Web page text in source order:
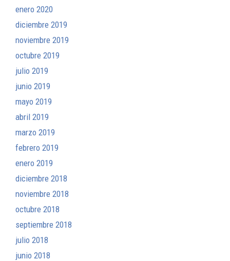
enero 2020
diciembre 2019
noviembre 2019
octubre 2019
julio 2019
junio 2019
mayo 2019
abril 2019
marzo 2019
febrero 2019
enero 2019
diciembre 2018
noviembre 2018
octubre 2018
septiembre 2018
julio 2018
junio 2018